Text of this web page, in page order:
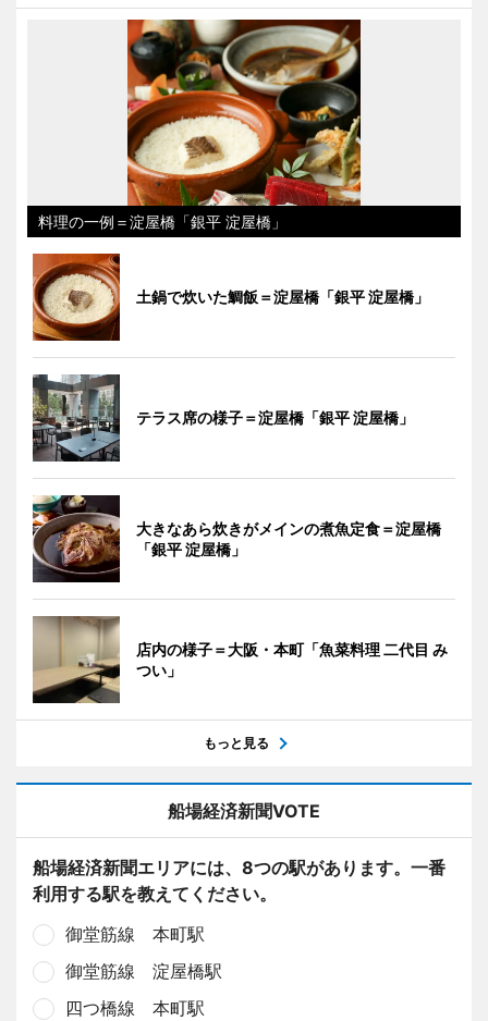
料理の一例＝淀屋橋「銀平 淀屋橋」
土鍋で炊いた鯛飯＝淀屋橋「銀平 淀屋橋」
テラス席の様子＝淀屋橋「銀平 淀屋橋」
大きなあら炊きがメインの煮魚定食＝淀屋橋
「銀平 淀屋橋」
店内の様子＝大阪・本町「魚菜料理 二代目 み
つい」
もっと見る
船場経済新聞VOTE
船場経済新聞エリアには、8つの駅があります。一番
利用する駅を教えてください。
御堂筋線 本町駅
御堂筋線 淀屋橋駅
四つ橋線 本町駅